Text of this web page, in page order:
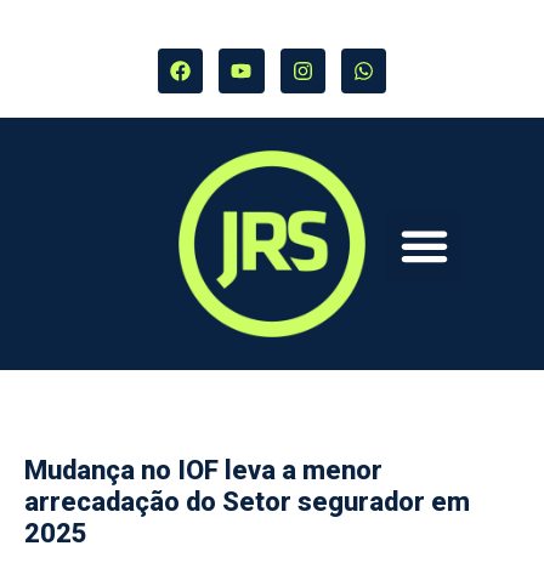
Mudança no IOF leva a menor
arrecadação do Setor segurador em
2025